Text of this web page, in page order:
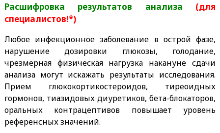
Расшифровка результатов анализа (для
специалистов!*)
Любое инфекционное заболевание в острой фазе,
нарушение дозировки глюкозы, голодание,
чрезмерная физическая нагрузка накануне сдачи
анализа могут искажать результаты исследования.
Прием глюкокортикостероидов, тиреоидных
гормонов, тиазидовых диуретиков, бета-блокаторов,
оральных контрацептивов повышает уровень
референсных значений.